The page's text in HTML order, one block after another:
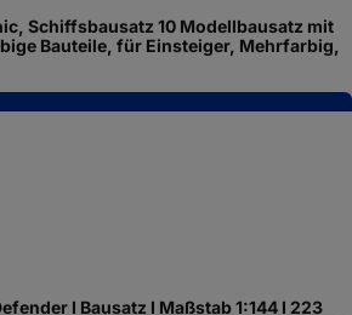
Schiffsbausatz 10 Modellbausatz mit
Bauteile, für Einsteiger, Mehrfarbig,
I Bausatz I Maßstab 1:144 I 223